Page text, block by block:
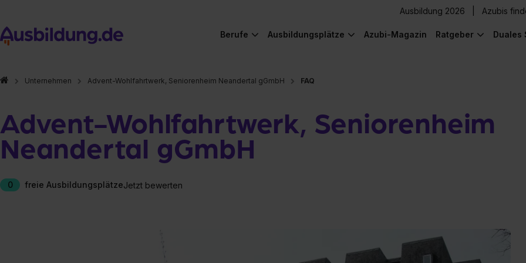
Ausbildung 2026 Azubis
Berufe Ausbildungsplätze Azubi-Magazin Ratgeber Duales
Unternehmen Advent-Wohlfahrtwerk, Seniorenheim Neandertal gGmbH FAQ
Advent-Wohlfahrtwerk, Seniorenheim
Neandertal gGmbH
0 freie AusbildungsplätzeJetzt bewerten